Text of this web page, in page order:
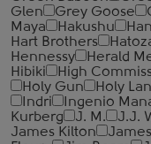
Glen
Grey Goose
Maya
Hakushu
Hart Brothers
Hennessy
Herald
Hibiki
High
Holy Gun
Holy
Indri
Ingenio
Kurberg
J. M. J.J.
James Kilton